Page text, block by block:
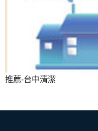
清潔公司 台中
推薦-台中清潔